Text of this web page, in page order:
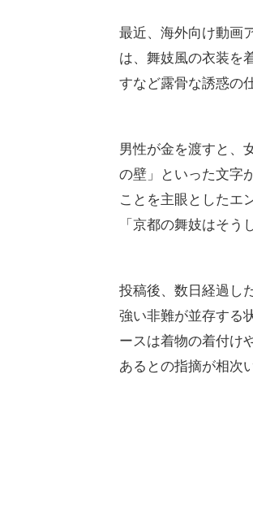
最近、海外向け動画
は、舞妓風の衣装を
すなど露骨な誘惑の
男性が金を渡すと、
の壁」といった文字
ことを主眼としたエ
「京都の舞妓はそう
投稿後、数日経過し
強い非難が並存する
ースは着物の着付け
あるとの指摘が相次